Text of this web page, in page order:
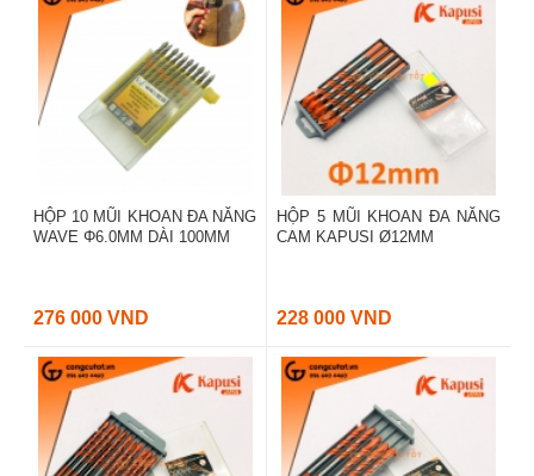
HỘP 10 MŨI KHOAN ĐA NĂNG
WAVE Φ6.0MM DÀI 100MM
276 000 VND
HỘP 5 MŨI KHOAN ĐA NĂNG
CAM KAPUSI Ø12MM
228 000 VND